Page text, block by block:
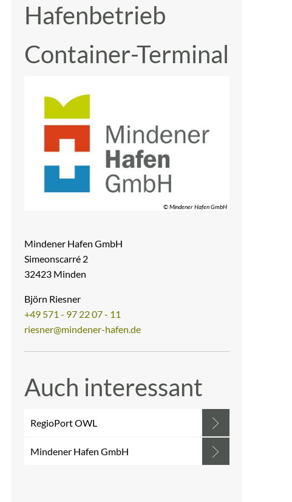
Hafenbetrieb
Container-Terminal
© Mindener Hafen GmbH
Mindener Hafen GmbH
Simeonscarré 2
32423 Minden
Björn Riesner
+49 571 - 97 22 07 - 11
riesner@mindener-hafen.de
Auch interessant
RegioPort OWL
Mindener Hafen GmbH